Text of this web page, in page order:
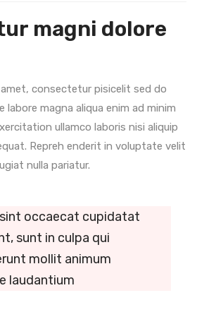
magni dolore
consectetur pisicelit sed do
labore magna aliqua enim ad minim
ullamco laboris nisi aliquip
Repreh enderit in voluptate velit
nulla pariatur.
occaecat cupidatat
sunt in culpa qui
mollit animum
laudantium